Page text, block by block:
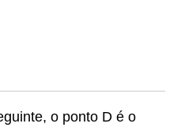
o ponto D é o